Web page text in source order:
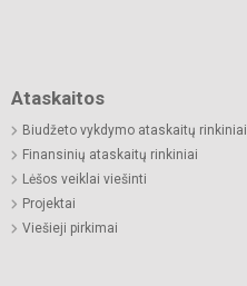
Ataskaitos
Biudžeto vykdymo ataskaitų rinkiniai
Finansinių ataskaitų rinkiniai
Lėšos veiklai viešinti
Projektai
Viešieji pirkimai